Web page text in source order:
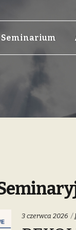
Seminarium
3 czerwca 2026